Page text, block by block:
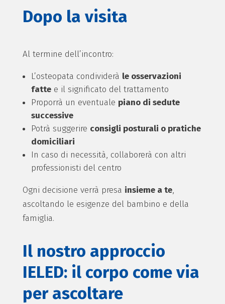
Dopo la visita
Al termine dell’incontro:
L’osteopata condividerà le osservazioni
fattee il significato del trattamento
Proporrà un eventuale piano di sedute
successive
Potrà suggerire consigli posturali o pratiche
domiciliari
In caso di necessità, collaborerà con altri
professionisti del centro
Ogni decisione verrà presa insieme a te,
ascoltando le esigenze del bambino e della
famiglia.
Il nostro approccio
IELED: il corpo come via
per ascoltare